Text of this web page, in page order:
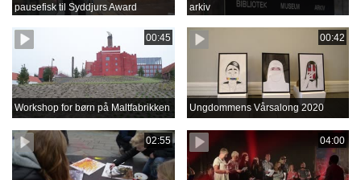
pausefisk til Syddjurs Award
arkiv
00:45
Workshop for børn på Maltfabrikken
00:42
Ungdommens Vårsalong 2020
02:55 04:00